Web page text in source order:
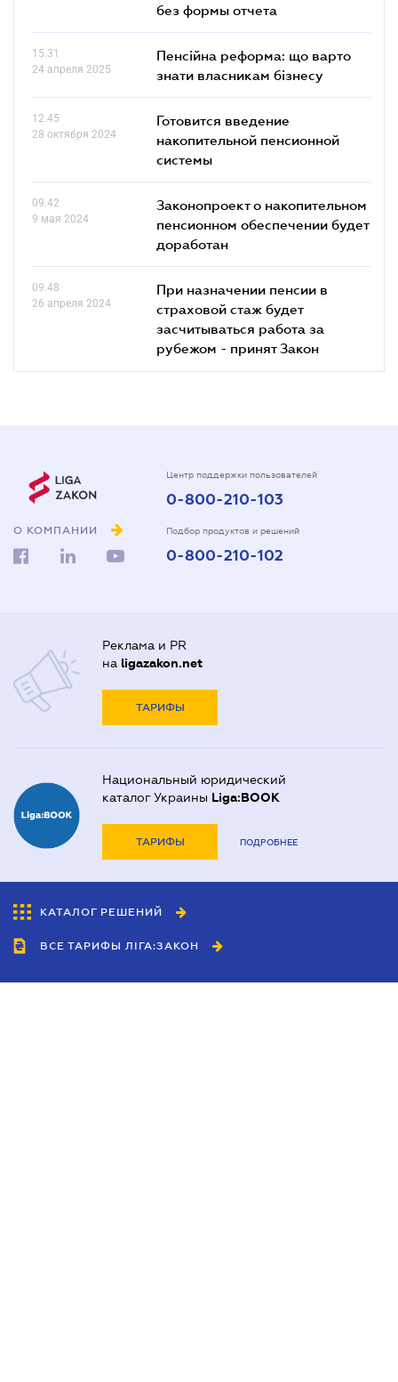
без формы отчета
15.31
24 апреля 2025
Пенсійна реформа: що варто
знати власникам бізнесу
12.45
28 октября 2024
Готовится введение
накопительной пенсионной
системы
09.42
9 мая 2024
Законопроект о накопительном
пенсионном обеспечении будет
доработан
09.48
26 апреля 2024
При назначении пенсии в
страховой стаж будет
засчитываться работа за
рубежом - принят Закон
О КОМПАНИИ
Центр поддержки пользователей
0-800-210-103
Подбор продуктов и решений
0-800-210-102
Реклама и PR
на ligazakon.net
ТАРИФЫ
Национальный юридический
каталог Украины Liga:BOOK
ТАРИФЫ ПОДРОБНЕЕ
КАТАЛОГ РЕШЕНИЙ
ВСЕ ТАРИФЫ ЛІГА:ЗАКОН